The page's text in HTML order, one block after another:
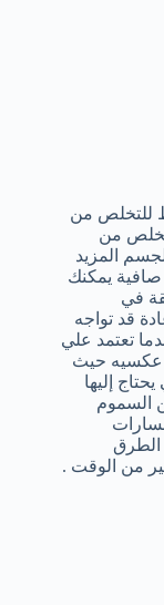
للتخلص من
من
المزيد
يمكنك
في
قد تواجه
تعتمد علي
عكسيه حيث
إليها
السموم
الطرق
من الوقت .